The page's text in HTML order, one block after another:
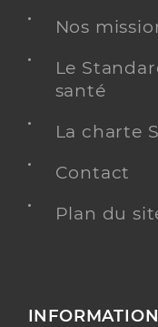
Nos
Le
santé
La charte
Contact
Plan du